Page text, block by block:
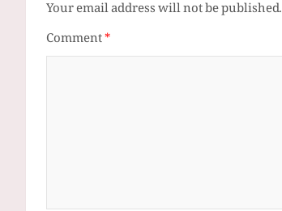
Your email address will not be published.
Comment*